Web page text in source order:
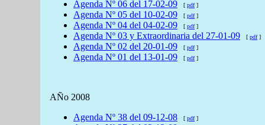
Agenda Nº 06 del 17-02-09 [ pdf]
Agenda Nº 05 del 10-02-09 [ pdf]
Agenda Nº 04 del 04-02-09 [ pdf]
Agenda Nº 03 y Extraordinaria del 27-01-09 [ pdf]
Agenda Nº 02 del 20-01-09 [ pdf]
Agenda Nº 01 del 13-01-09 [ pdf]
AÑo 2008
Agenda Nº 38 del 09-12-08 [ pdf]